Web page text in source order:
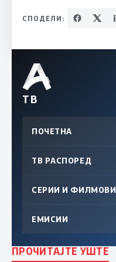
СПОДЕЛИ:
ТВ
ПОЧЕТНА
ТВ РАСПОРЕД
СЕРИИ И ФИЛМОВИ
ЕМИСИИ
ПРОЧИТАЈТЕ УШТЕ